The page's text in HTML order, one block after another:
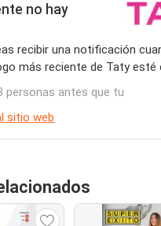
no hay
recibir una notificación
más reciente de Taty esté
personas antes que tu
sitio web